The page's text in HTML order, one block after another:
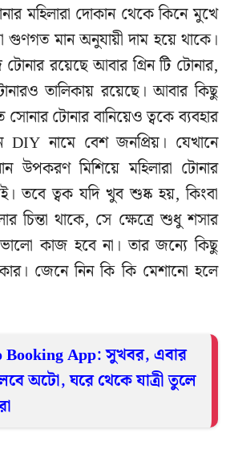
মহিলারা দোকান থেকে কিনে মুখে
গুণগত মান অনুযায়ী দাম হয়ে থাকে।
রয়েছে আবার গ্রিন টি টোনার,
তালিকায় রয়েছে। আবার কিছু
সোনার টোনার বানিয়েও ত্বকে ব্যবহার
নামে বেশ জনপ্রিয়। যেখানে
উপকরণ মিশিয়ে মহিলারা টোনার
তবে ত্বক যদি খুব শুষ্ক হয়, কিংবা
চিন্তা থাকে, সে ক্ষেত্রে শুধু শসার
কাজ হবে না। তার জন্যে কিছু
জেনে নিন কি কি মেশানো হলে
Booking App: সুখবর, এবার
অটো, ঘরে থেকে যাত্রী তুলে